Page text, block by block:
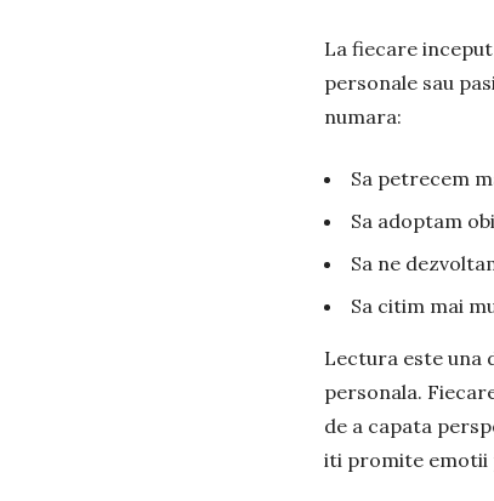
La fiecare
personale sau
numara:
Sa petrecem
Sa adoptam
Sa ne
Sa citim mai
Lectura este una
personala.
de a capata
iti promite emotii